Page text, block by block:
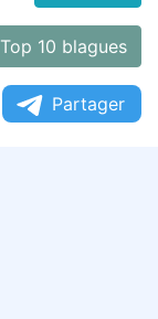
Top 10 blagues
Partager